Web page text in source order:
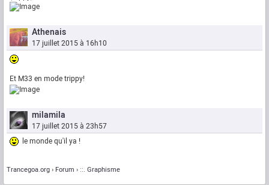
Athenais
17 juillet 2015 à 16h10
Et M33 en mode trippy!
milamila
17 juillet 2015 à 23h57
le monde qu'il ya !
Trancegoa.org Forum ::. Graphisme